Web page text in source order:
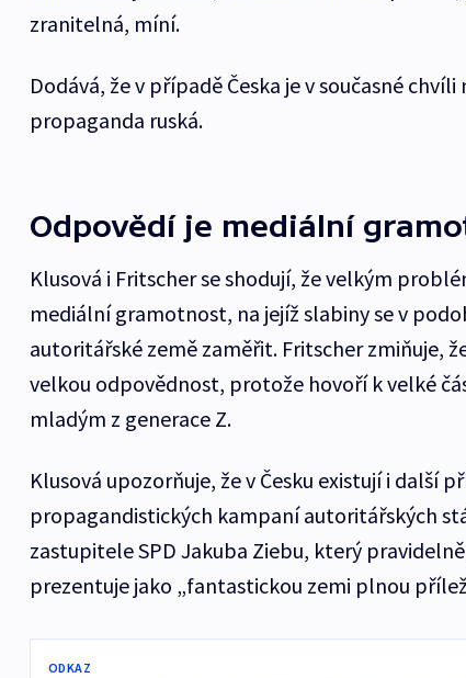
zranitelná, míní.
Dodává, že v případě Česka je v současné
propaganda ruská.
Odpovědí je mediální
Klusová i Fritscher se shodují, že velkým
mediální gramotnost, na jejíž slabiny se v
autoritářské země zaměřit. Fritscher zmiňuje,
velkou odpovědnost, protože hovoří k velké
mladým z generace Z.
Klusová upozorňuje, že v Česku existují i další
propagandistických kampaní autoritářských
zastupitele SPD Jakuba Ziebu, který
prezentuje jako „fantastickou zemi plnou
ODKAZ